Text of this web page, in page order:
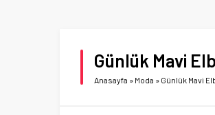
Günlük Mavi
Anasayfa » Moda » Günlük Mavi